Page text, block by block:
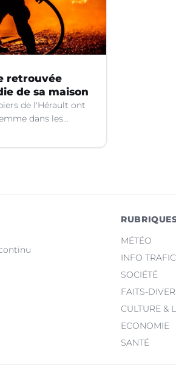
retrouvée
de sa maison
de l'Hérault ont
dans les
avait pris feu à
MÉTÉO
INFO TRAFIC
SOCIÉTÉ
FAITS-
CULTURE &
ECONOMIE
SANTÉ